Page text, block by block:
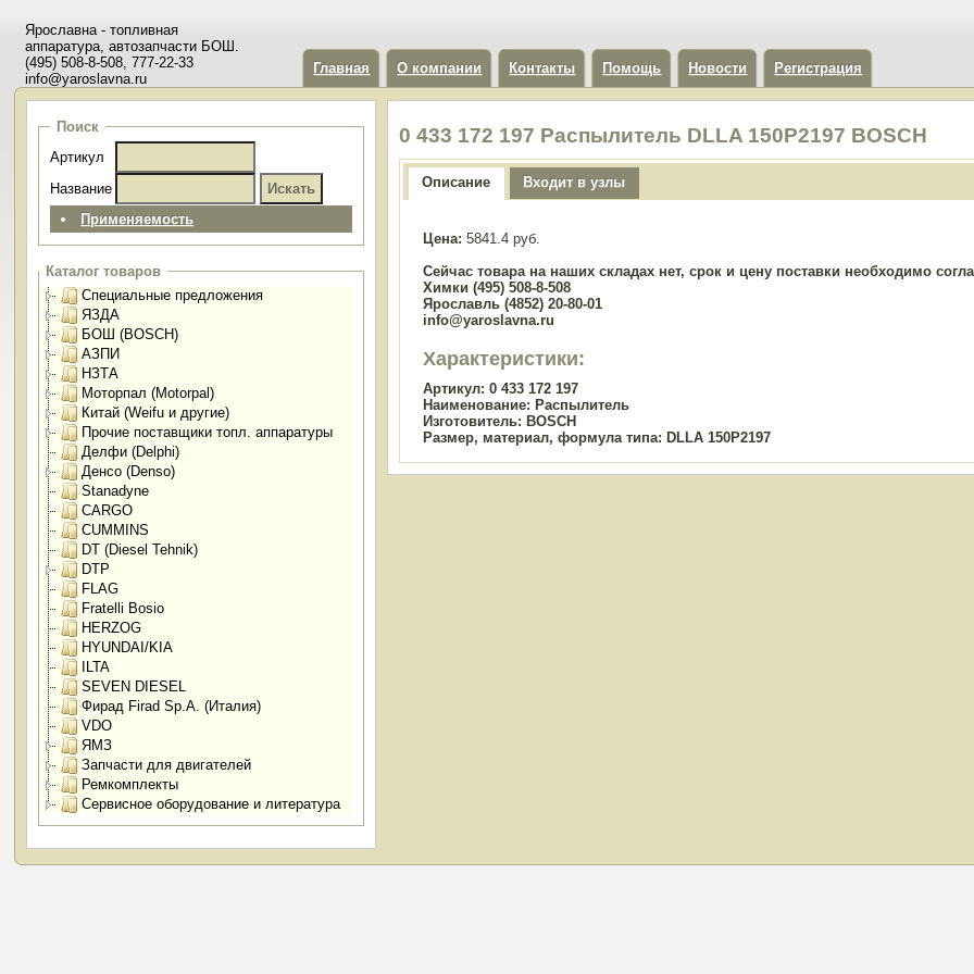
Ярославна - топливная
аппаратура, автозапчасти БОШ.
(495) 508-8-508, 777-22-33
info@yaroslavna.ru
Главная О компании Контакты Помощь Новости Регистрация
Поиск
Артикул
Название
Применяемость
Каталог товаров
Специальные предложения
ЯЗДА
БОШ (BOSCH)
АЗПИ
НЗТА
Моторпал (Motorpal)
Китай (Weifu и другие)
Прочие поставщики топл. аппаратуры
Делфи (Delphi)
Денсо (Denso)
Stanadyne
CARGO
CUMMINS
DT (Diesel Tehnik)
DTP
FLAG
Fratelli Bosio
HERZOG
HYUNDAI/KIA
ILTA
SEVEN DIESEL
Фирад Firad Sp.A. (Италия)
VDO
ЯМЗ
Запчасти для двигателей
Ремкомплекты
Сервисное оборудование и литература
0 433 172 197 Распылитель DLLA 150P2197 BOSCH
Описание Входит в узлы
Цена: 5841.4 руб.
Сейчас товара на наших складах нет, срок и цену поставки необходимо
Химки (495) 508-8-508
Ярославль (4852) 20-80-01
info@yaroslavna.ru
Характеристики:
Артикул: 0 433 172 197
Наименование: Распылитель
Изготовитель: BOSCH
Размер, материал, формула типа: DLLA 150P2197